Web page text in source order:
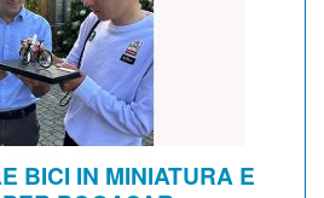
BICI IN MINIATURA E